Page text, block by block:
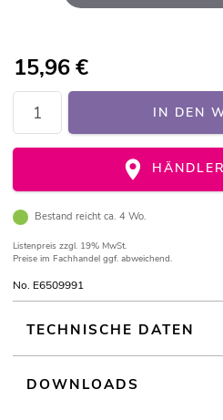
15,96€
IN DEN
Bestand reicht ca. 4 Wo.
Listenpreis zzgl. 19% MwSt.
Preise im Fachhandel ggf. abweichend.
No. E6509991
TECHNISCHE DATEN
DOWNLOADS